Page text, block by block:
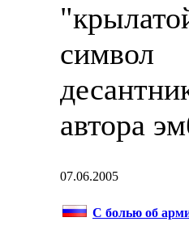
символ
автора
07.06.2005
С болью об